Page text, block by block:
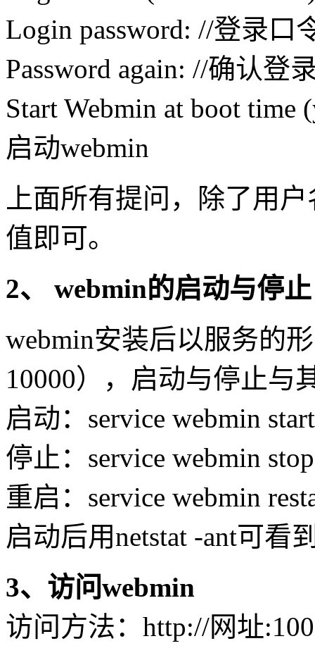
Login password: //登录口
Password again: //确认登
Start Webmin at boot
启动webmin
上面所有提问，除了用
值即可。
2、 webmin的启动与停止
webmin安装后以服务的
10000），启动与停止与
启动：service webmin start
停止：service webmin stop
重启：service webmin
启动后用netstat -ant可看
3、访问webmin
访问方法：http://网址